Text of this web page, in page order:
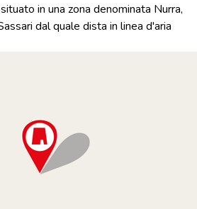
in una zona denominata Nurra,
dal quale dista in linea d'aria